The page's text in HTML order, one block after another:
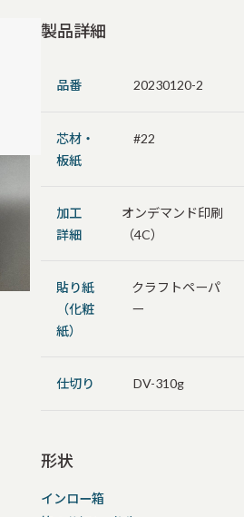
製品詳細
品番 20230120-2
芯材・
板紙
#22
加工
詳細
オンデマンド印刷
（4C）
貼り紙
（化粧
紙）
クラフトペーパ
ー
仕切り DV-310g
形状
インロー箱